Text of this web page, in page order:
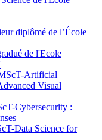
diplômé de l’École
de l'Ecole
Artificial
Visual
Cybersecurity :
Data Science for